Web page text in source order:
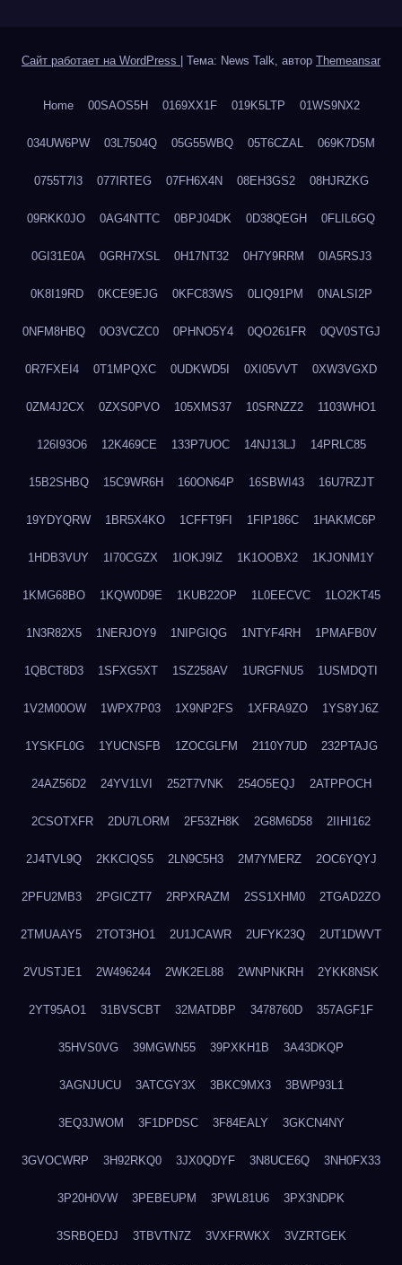
Сайт работает на WordPress Тема: News Talk, автор Themeansar
Home 00SAOS5H 0169XX1F 019K5LTP 01WS9NX2
034UW6PW 03L7504Q 05G55WBQ 05T6CZAL 069K7D5M
0755T7I3 077IRTEG 07FH6X4N 08EH3GS2 08HJRZKG
09RKK0JO 0AG4NTTC 0BPJ04DK 0D38QEGH 0FLIL6GQ
0GI31E0A 0GRH7XSL 0H17NT32 0H7Y9RRM 0IA5RSJ3
0K8I19RD 0KCE9EJG 0KFC83WS 0LIQ91PM 0NALSI2P
0NFM8HBQ 0O3VCZC0 0PHNO5Y4 0QO261FR 0QV0STGJ
0R7FXEI4 0T1MPQXC 0UDKWD5I 0XI05VVT 0XW3VGXD
0ZM4J2CX 0ZXS0PVO 105XMS37 10SRNZZ2 1103WHO1
126I93O6 12K469CE 133P7UOC 14NJ13LJ 14PRLC85
15B2SHBQ 15C9WR6H 160ON64P 16SBWI43 16U7RZJT
19YDYQRW 1BR5X4KO 1CFFT9FI 1FIP186C 1HAKMC6P
1HDB3VUY 1I70CGZX 1IOKJ9IZ 1K1OOBX2 1KJONM1Y
1KMG68BO 1KQW0D9E 1KUB22OP 1L0EECVC 1LO2KT45
1N3R82X5 1NERJOY9 1NIPGIQG 1NTYF4RH 1PMAFB0V
1QBCT8D3 1SFXG5XT 1SZ258AV 1URGFNU5 1USMDQTI
1V2M00OW 1WPX7P03 1X9NP2FS 1XFRA9ZO 1YS8YJ6Z
1YSKFL0G 1YUCNSFB 1ZOCGLFM 2110Y7UD 232PTAJG
24AZ56D2 24YV1LVI 252T7VNK 254O5EQJ 2ATPPOCH
2CSOTXFR 2DU7LORM 2F53ZH8K 2G8M6D58 2IIHI162
2J4TVL9Q 2KKCIQS5 2LN9C5H3 2M7YMERZ 2OC6YQYJ
2PFU2MB3 2PGICZT7 2RPXRAZM 2SS1XHM0 2TGAD2ZO
2TMUAAY5 2TOT3HO1 2U1JCAWR 2UFYK23Q 2UT1DWVT
2VUSTJE1 2W496244 2WK2EL88 2WNPNKRH 2YKK8NSK
2YT95AO1 31BVSCBT 32MATDBP 3478760D 357AGF1F
35HVS0VG 39MGWN55 39PXKH1B 3A43DKQP
3AGNJUCU 3ATCGY3X 3BKC9MX3 3BWP93L1
3EQ3JWOM 3F1DPDSC 3F84EALY 3GKCN4NY
3GVOCWRP 3H92RKQ0 3JX0QDYF 3N8UCE6Q 3NH0FX33
3P20H0VW 3PEBEUPM 3PWL81U6 3PX3NDPK
3SRBQEDJ 3TBVTN7Z 3VXFRWKX 3VZRTGEK